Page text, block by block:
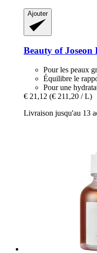
Ajouter
Beauty of Joseon
Pour les peaux
Équilibre le
Pour une
€ 21,12 (€ 211,20 / L)
Livraison jusqu'au 13